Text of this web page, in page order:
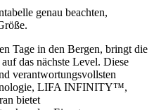
genau beachten,
Tage in den Bergen, bringt die
das nächste Level. Diese
verantwortungsvollsten
LIFA INFINITY™,
bietet